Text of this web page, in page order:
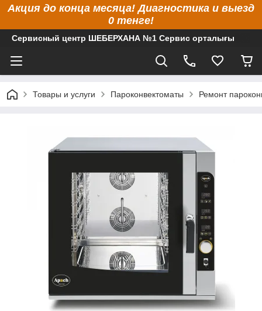
Акция до конца месяца! Диагностика и выезд
0 тенге!
Сервисный центр ШЕБЕРХАНА №1 Сервис орталығы
Товары и услуги Пароконвектоматы Ремонт